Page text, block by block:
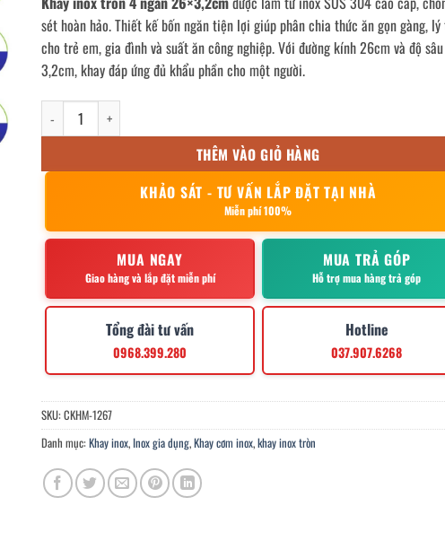
sét hoàn hảo. Thiết kế bốn ngăn tiện lợi giúp phân chia thức ăn gọn gàng, lý
cho trẻ em, gia đình và suất ăn công nghiệp. Với đường kính 26cm và độ sâu
3,2cm, khay đáp ứng đủ khẩu phần cho một người.
khay inox tròn 4 ngăn 26x3.2cm số lượng
THÊM VÀO GIỎ HÀNG
KHẢO SÁT - TƯ VẤN LẮP ĐẶT TẠI NHÀ
Miễn phí 100%
MUA NGAY
Giao hàng và lắp đặt miễn phí
MUA TRẢ GÓP
Hỗ trợ mua hàng trả góp
Tổng đài tư vấn
0968.399.280
Hotline
037.907.6268
SKU:CKHM-1267
Danh mục:Khay inox, Inox gia dụng,Khay cơm inox,khay inox tròn